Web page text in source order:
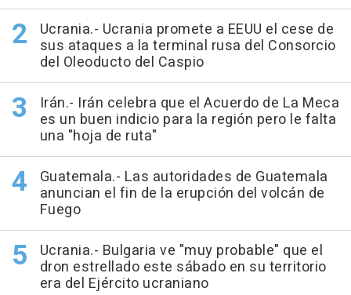
Ucrania.- Ucrania promete a EEUU el cese de
sus ataques a la terminal rusa del Consorcio
del Oleoducto del Caspio
Irán.- Irán celebra que el Acuerdo de La Meca
es un buen indicio para la región pero le falta
una "hoja de ruta"
Guatemala.- Las autoridades de Guatemala
anuncian el fin de la erupción del volcán de
Fuego
Ucrania.- Bulgaria ve "muy probable" que el
dron estrellado este sábado en su territorio
era del Ejército ucraniano